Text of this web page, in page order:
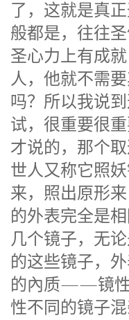
了，这就是真
般都是，往往
圣心力上有成
人，他就不需
吗？所以我说
试，很重要很
才说的，那个
世人又称它照
来，照出原形
的外表完全是
几个镜子，无
的这些镜子，
的內质——镜性
性不同的镜子